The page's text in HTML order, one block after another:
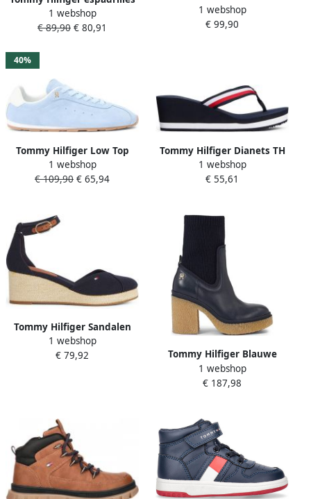
donkerblauw
1 webshop
€ 89,90 € 80,91
laag lichtblauw
donkerblauw wit
1 webshop
€ 99,90
40%
Tommy Hilfiger Low Top
sneakers van puur rundleer
1 webshop
€ 109,90 € 65,94
Tommy Hilfiger Dianets TH
CORPORATE WEDGE BEACH
SANDAL
1 webshop
€ 55,61
Tommy Hilfiger Sandalen
met sleehak FLAG CLOSED
TOE MID WEDGE ESPAD
1 webshop
€ 79,92
Tommy Hilfiger Blauwe
Leren Enkellaarzen
Klassieke Stijl
1 webshop
€ 187,98